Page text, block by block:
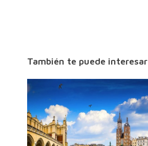
También te puede interesar